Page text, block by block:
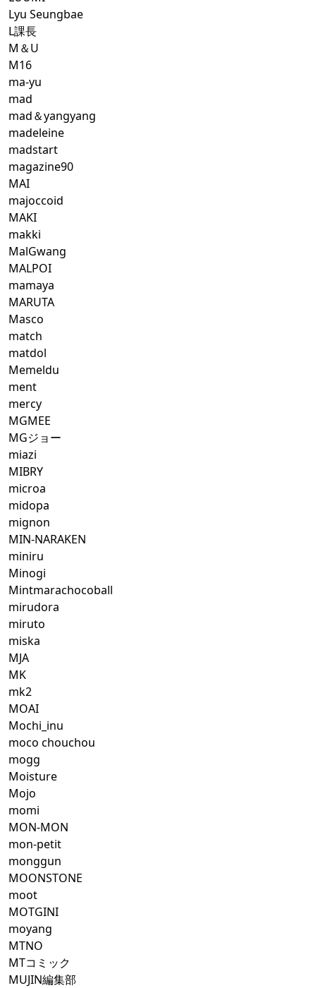
Lyu Seungbae
L課長
M＆U
M16
ma-yu
mad
mad＆yangyang
madeleine
madstart
magazine90
MAI
majoccoid
MAKI
makki
MalGwang
MALPOI
mamaya
MARUTA
Masco
match
matdol
Memeldu
ment
mercy
MGMEE
MGジョー
miazi
MIBRY
microa
midopa
mignon
MIN-NARAKEN
miniru
Minogi
Mintmarachocoball
mirudora
miruto
miska
MJA
MK
mk2
MOAI
Mochi_inu
moco chouchou
mogg
Moisture
Mojo
momi
MON-MON
mon-petit
monggun
MOONSTONE
moot
MOTGINI
moyang
MTNO
MTコミック
MUJIN編集部